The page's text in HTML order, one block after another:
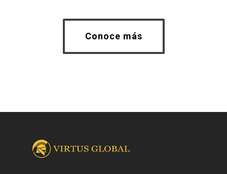
Conoce más